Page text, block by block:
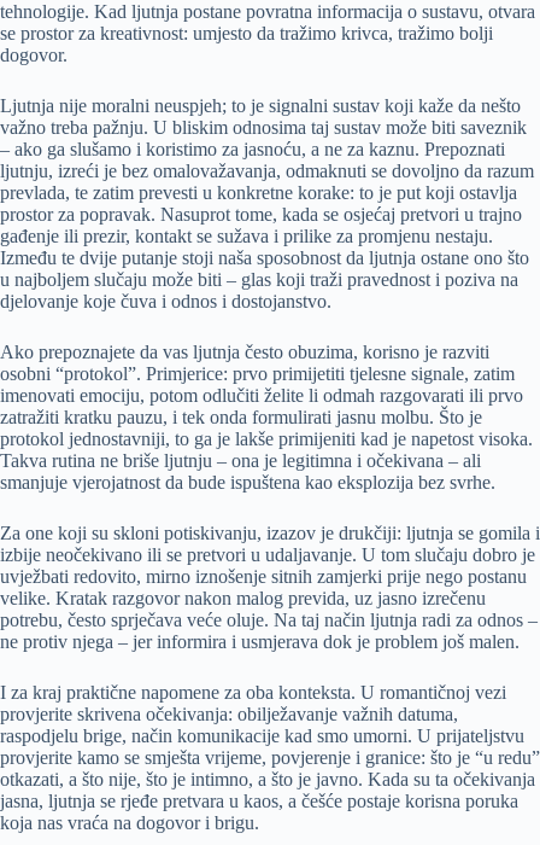
tehnologije. Kad ljutnja postane povratna informacija o sustavu, otvara
se prostor za kreativnost: umjesto da tražimo krivca, tražimo bolji
dogovor.
Ljutnja nije moralni neuspjeh; to je signalni sustav koji kaže da nešto
važno treba pažnju. U bliskim odnosima taj sustav može biti saveznik
– ako ga slušamo i koristimo za jasnoću, a ne za kaznu. Prepoznati
ljutnju, izreći je bez omalovažavanja, odmaknuti se dovoljno da razum
prevlada, te zatim prevesti u konkretne korake: to je put koji ostavlja
prostor za popravak. Nasuprot tome, kada se osjećaj pretvori u trajno
gađenje ili prezir, kontakt se sužava i prilike za promjenu nestaju.
Između te dvije putanje stoji naša sposobnost da ljutnja ostane ono što
u najboljem slučaju može biti – glas koji traži pravednost i poziva na
djelovanje koje čuva i odnos i dostojanstvo.
Ako prepoznajete da vas ljutnja često obuzima, korisno je razviti
osobni “protokol”. Primjerice: prvo primijetiti tjelesne signale, zatim
imenovati emociju, potom odlučiti želite li odmah razgovarati ili prvo
zatražiti kratku pauzu, i tek onda formulirati jasnu molbu. Što je
protokol jednostavniji, to ga je lakše primijeniti kad je napetost visoka.
Takva rutina ne briše ljutnju – ona je legitimna i očekivana – ali
smanjuje vjerojatnost da bude ispuštena kao eksplozija bez svrhe.
Za one koji su skloni potiskivanju, izazov je drukčiji: ljutnja se gomila i
izbije neočekivano ili se pretvori u udaljavanje. U tom slučaju dobro je
uvježbati redovito, mirno iznošenje sitnih zamjerki prije nego postanu
velike. Kratak razgovor nakon malog previda, uz jasno izrečenu
potrebu, često sprječava veće oluje. Na taj način ljutnja radi za odnos –
ne protiv njega – jer informira i usmjerava dok je problem još malen.
I za kraj praktične napomene za oba konteksta. U romantičnoj vezi
provjerite skrivena očekivanja: obilježavanje važnih datuma,
raspodjelu brige, način komunikacije kad smo umorni. U prijateljstvu
provjerite kamo se smješta vrijeme, povjerenje i granice: što je “u redu”
otkazati, a što nije, što je intimno, a što je javno. Kada su ta očekivanja
jasna, ljutnja se rjeđe pretvara u kaos, a češće postaje korisna poruka
koja nas vraća na dogovor i brigu.